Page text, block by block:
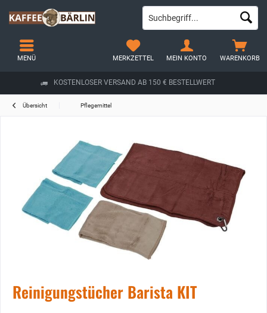
KOSTENLOSER VERSAND AB 150 € BESTELLWERT
WARENKORB
MERKZETTEL MEIN KONTO
MENÜ
Übersicht Pflegemittel
Reinigungstücher Barista KIT